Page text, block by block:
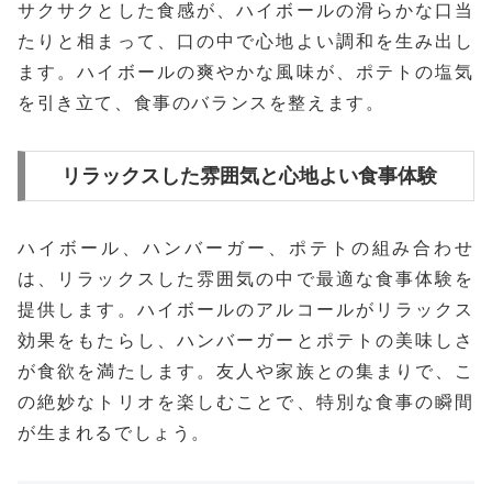
サクサクとした食感が、ハイボールの滑らかな口当
たりと相まって、口の中で心地よい調和を生み出し
ます。ハイボールの爽やかな風味が、ポテトの塩気
を引き立て、食事のバランスを整えます。
リラックスした雰囲気と心地よい食事体験
ハイボール、ハンバーガー、ポテトの組み合わせ
は、リラックスした雰囲気の中で最適な食事体験を
提供します。ハイボールのアルコールがリラックス
効果をもたらし、ハンバーガーとポテトの美味しさ
が食欲を満たします。友人や家族との集まりで、こ
の絶妙なトリオを楽しむことで、特別な食事の瞬間
が生まれるでしょう。